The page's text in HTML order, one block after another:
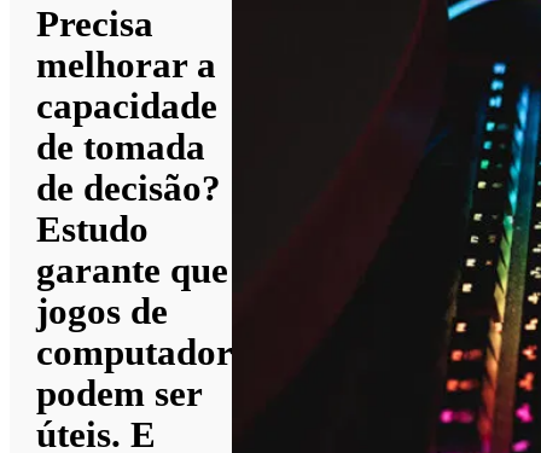
Precisa
melhorar a
capacidade
de tomada
de decisão?
Estudo
garante que
jogos de
computador
podem ser
úteis. E